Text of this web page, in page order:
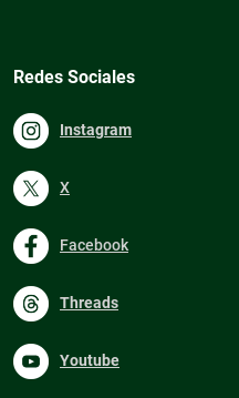
Redes Sociales
Instagram
X
Facebook
Threads
Youtube